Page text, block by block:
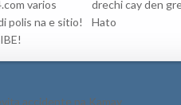
varios
polis na e sitio!
drechi cay den
Hato
accidente na Kamay